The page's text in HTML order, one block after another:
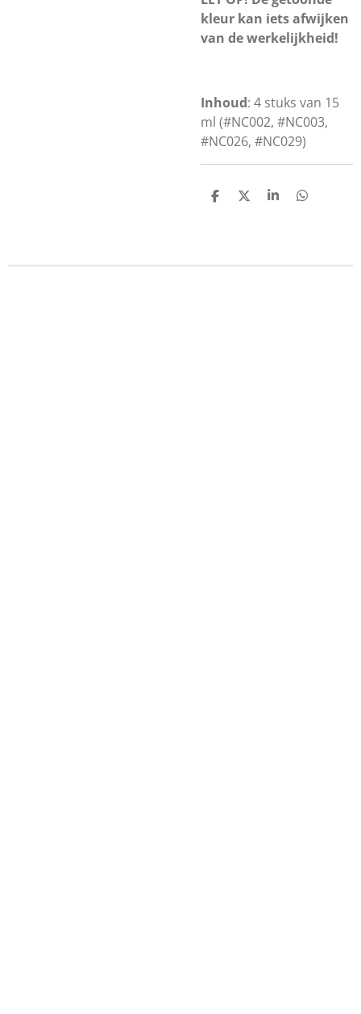
kleur kan iets afwijken
van de werkelijkheid!
Inhoud: 4 stuks van 15
ml (#NC002, #NC003,
#NC026, #NC029)
D
D
S
D